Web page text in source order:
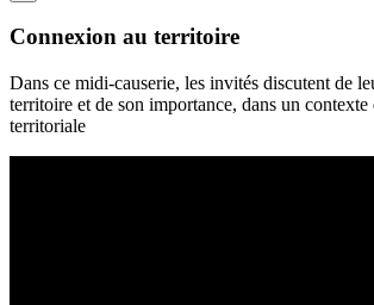
Connexion au territoire
Dans ce midi-causerie, les invités discutent de
territoire et de son importance, dans un
territoriale